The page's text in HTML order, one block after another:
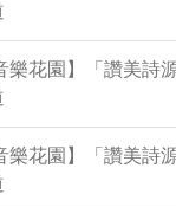
樂花園】「讚美詩
樂花園】「讚美詩